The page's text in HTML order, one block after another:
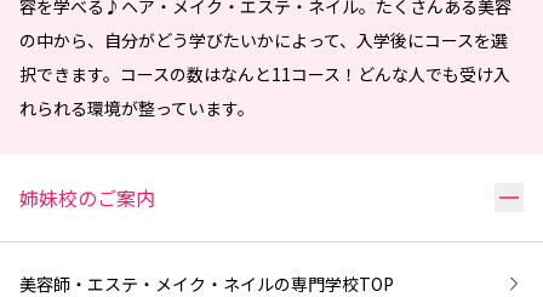
容を学べる♪ヘア・メイク・エステ・ネイル。たくさんある美容
の中から、自分がどう学びたいかによって、入学後にコースを選
択できます。コースの数はなんと11コース！どんな人でも受け入
れられる環境が整っています。
姉妹校のご案内 リ
美容師・エステ・メイク・ネイルの専門学校TOP